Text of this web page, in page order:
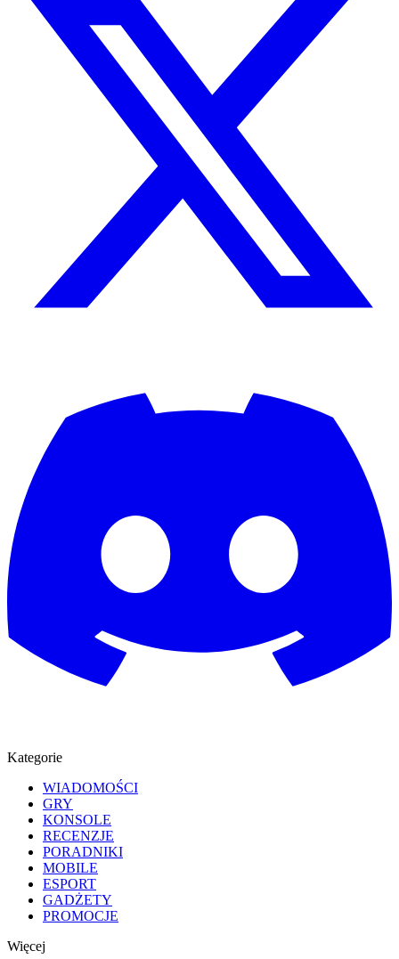
Kategorie
WIADOMOŚCI
GRY
KONSOLE
RECENZJE
PORADNIKI
MOBILE
ESPORT
GADŻETY
PROMOCJE
Więcej